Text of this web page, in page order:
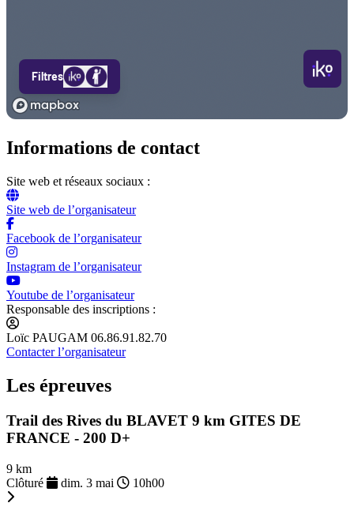
Informations de contact
Site web et réseaux sociaux :
Site web de l’organisateur
Facebook de l’organisateur
Instagram de l’organisateur
Youtube de l’organisateur
Responsable des inscriptions :
Loïc PAUGAM 06.86.91.82.70
Contacter l’organisateur
Les épreuves
Trail des Rives du BLAVET 9 km GITES DE
FRANCE - 200 D+
9 km
Clôturé
dim. 3 mai 10h00